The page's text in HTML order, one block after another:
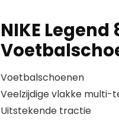
NIKE Legend
Voetbalschoenen
Veelzijdige vlakke multi-
Uitstekende tractie